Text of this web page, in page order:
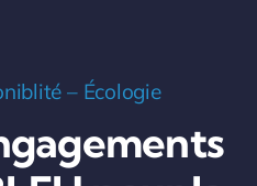
– Écologie